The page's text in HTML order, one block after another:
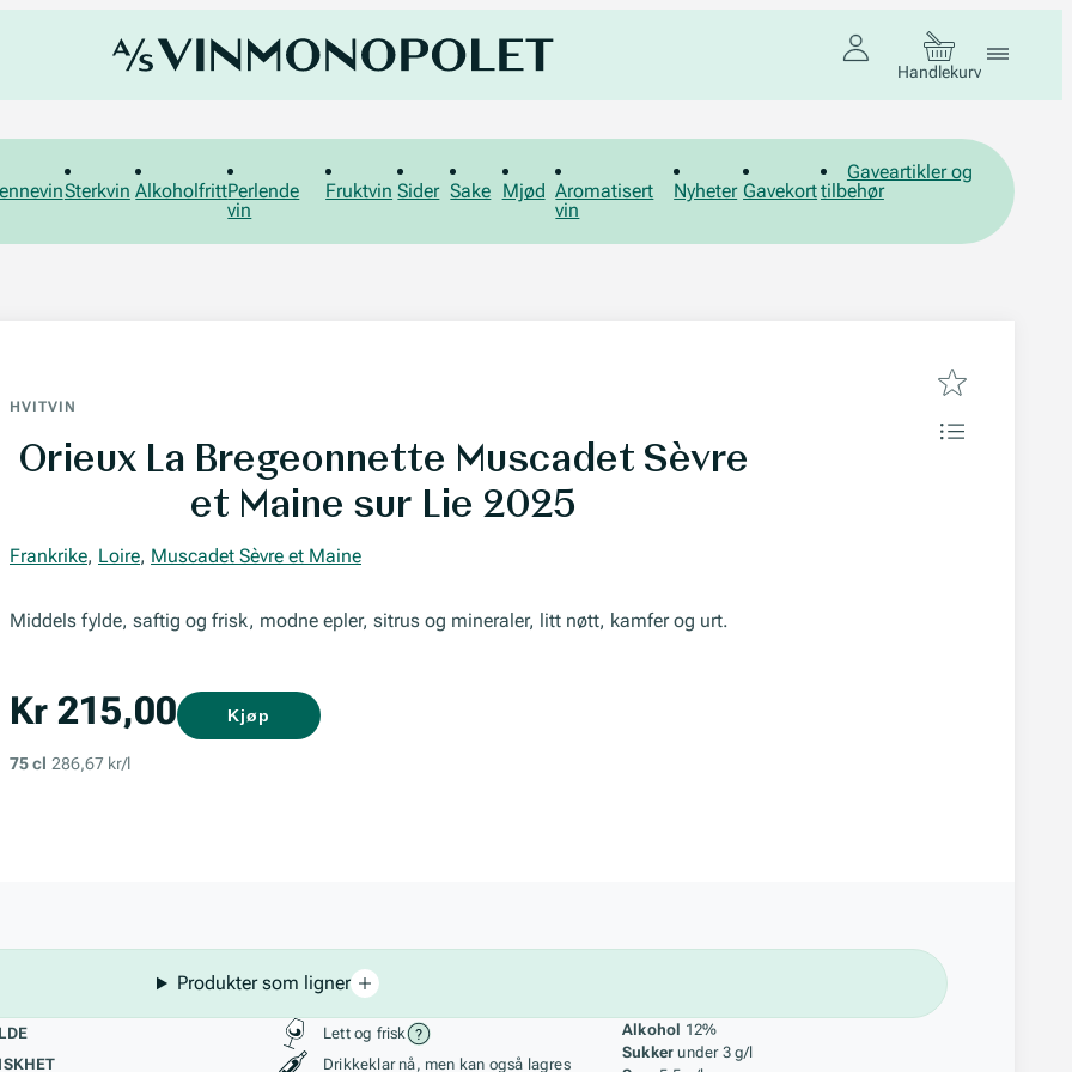
Handlekurv
Sterkvin AlkoholfrittPerlende
vin
Fruktvin Sider Sake Mjød Aromatisert
vin
Nyheter Gavekort
Gaveartikler og
tilbehør
HVITVIN
Orieux La Bregeonnette Muscadet Sèvre
et Maine sur Lie 2025
Frankrike, Loire, Muscadet Sèvre et Maine
Middels fylde, saftig og frisk, modne epler, sitrus og mineraler, litt nøtt, kamfer og urt.
Kr 215,00
75 cl 286,67 kr/l
Kjøp
Produkter som ligner
Stil, lagring og råstoff
Lett og frisk
Drikkeklar nå, men kan også lagres
Alkohol 12%
Sukker under 3 g/l